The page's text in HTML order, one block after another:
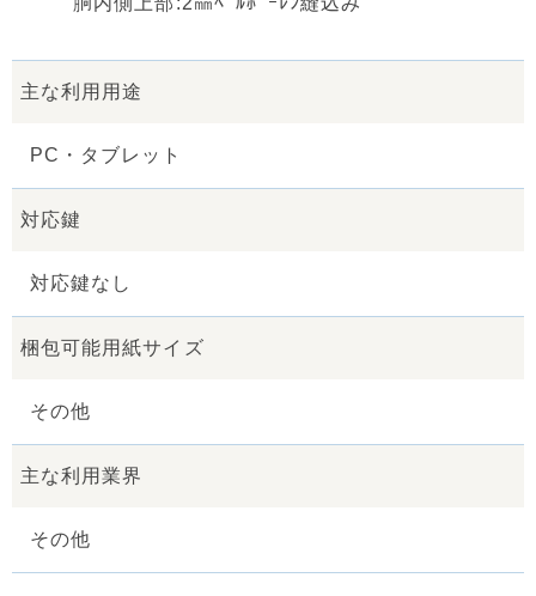
主な利用用途
PC・タブレット
対応鍵
対応鍵なし
梱包可能用紙サイズ
その他
主な利用業界
その他